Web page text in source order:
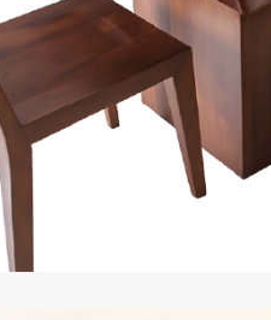
高雄民族店
高雄夢時代店
漢神巨蛋店
屏東新屏店